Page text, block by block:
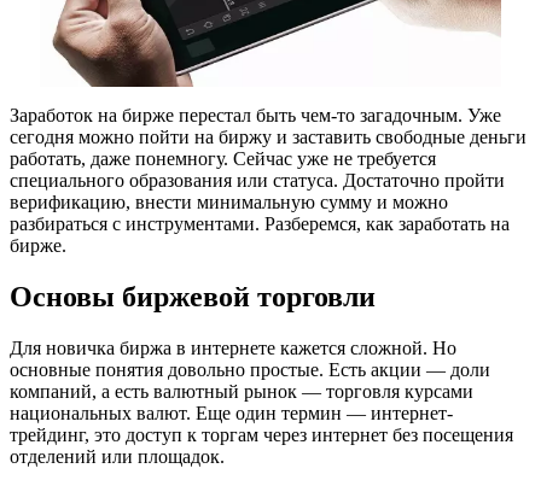
Заработок на бирже перестал быть чем-то загадочным. Уже
сегодня можно пойти на биржу и заставить свободные деньги
работать, даже понемногу. Сейчас уже не требуется
специального образования или статуса. Достаточно пройти
верификацию, внести минимальную сумму и можно
разбираться с инструментами. Разберемся, как заработать на
бирже.
Основы биржевой торговли
Для новичка биржа в интернете кажется сложной. Но
основные понятия довольно простые. Есть акции — доли
компаний, а есть валютный рынок — торговля курсами
национальных валют. Еще один термин — интернет-
трейдинг, это доступ к торгам через интернет без посещения
отделений или площадок.